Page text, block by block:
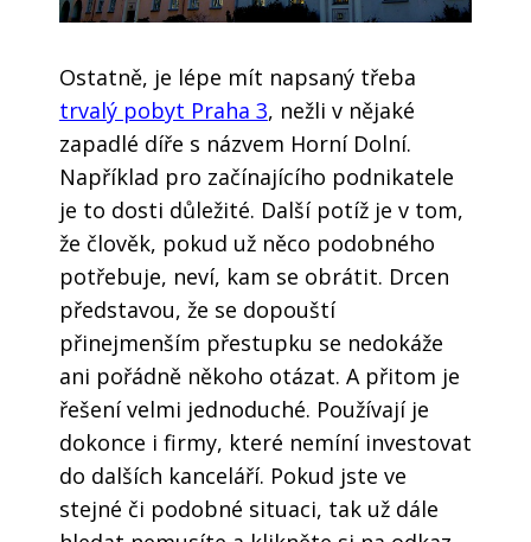
Ostatně, je lépe mít napsaný třeba
trvalý pobyt Praha 3, nežli v nějaké
zapadlé díře s názvem Horní Dolní.
Například pro začínajícího podnikatele
je to dosti důležité. Další potíž je v tom,
že člověk, pokud už něco podobného
potřebuje, neví, kam se obrátit. Drcen
představou, že se dopouští
přinejmenším přestupku se nedokáže
ani pořádně někoho otázat. A přitom je
řešení velmi jednoduché. Používají je
dokonce i firmy, které nemíní investovat
do dalších kanceláří. Pokud jste ve
stejné či podobné situaci, tak už dále